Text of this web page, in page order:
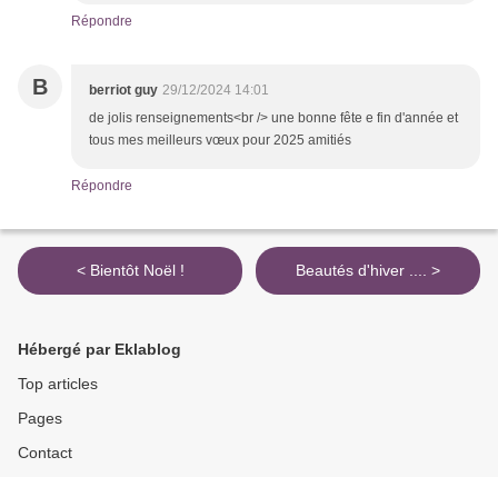
Répondre
B berriot guy 29/12/2024 14:01
de jolis renseignements<br /> une bonne fête e fin d'année et
tous mes meilleurs vœux pour 2025 amitiés
Répondre
< Bientôt Noël ! Beautés d'hiver .... >
Hébergé par Eklablog
Top articles
Pages
Contact